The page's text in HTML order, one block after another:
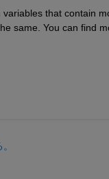
that contain
same. You can find